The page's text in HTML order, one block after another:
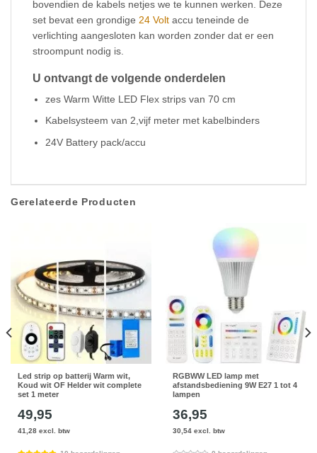
bovendien de kabels netjes we te kunnen werken. Deze
set bevat een grondige 24 Volt accu teneinde de
verlichting aangesloten kan worden zonder dat er een
stroompunt nodig is.
U ontvangt de volgende onderdelen
zes Warm Witte LED Flex strips van 70 cm
Kabelsysteem van 2,vijf meter met kabelbinders
24V Battery pack/accu
Gerelateerde Producten
Led strip op batterij Warm wit,
Koud wit OF Helder wit complete
set 1 meter
49,95
41,28 excl. btw
RGBWW LED lamp met
afstandsbediening 9W E27 1 tot 4
lampen
36,95
30,54 excl. btw